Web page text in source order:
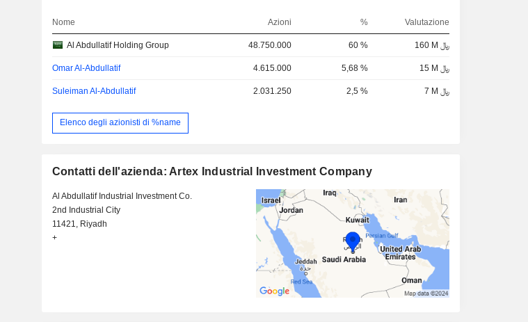
Nome Azioni % Valutazione
Al Abdullatif Holding Group 48.750.000 60 % 160 M ﷼
Omar Al-Abdullatif 4.615.000 5,68 % 15 M ﷼
Suleiman Al-Abdullatif 2.031.250 2,5 % 7 M ﷼
Elenco degli azionisti di %name
Contatti dell'azienda: Artex Industrial Investment Company
Al Abdullatif Industrial Investment Co.
2nd Industrial City
11421, Riyadh
+